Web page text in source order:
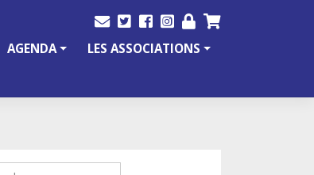
AGENDA LES ASSOCIATIONS